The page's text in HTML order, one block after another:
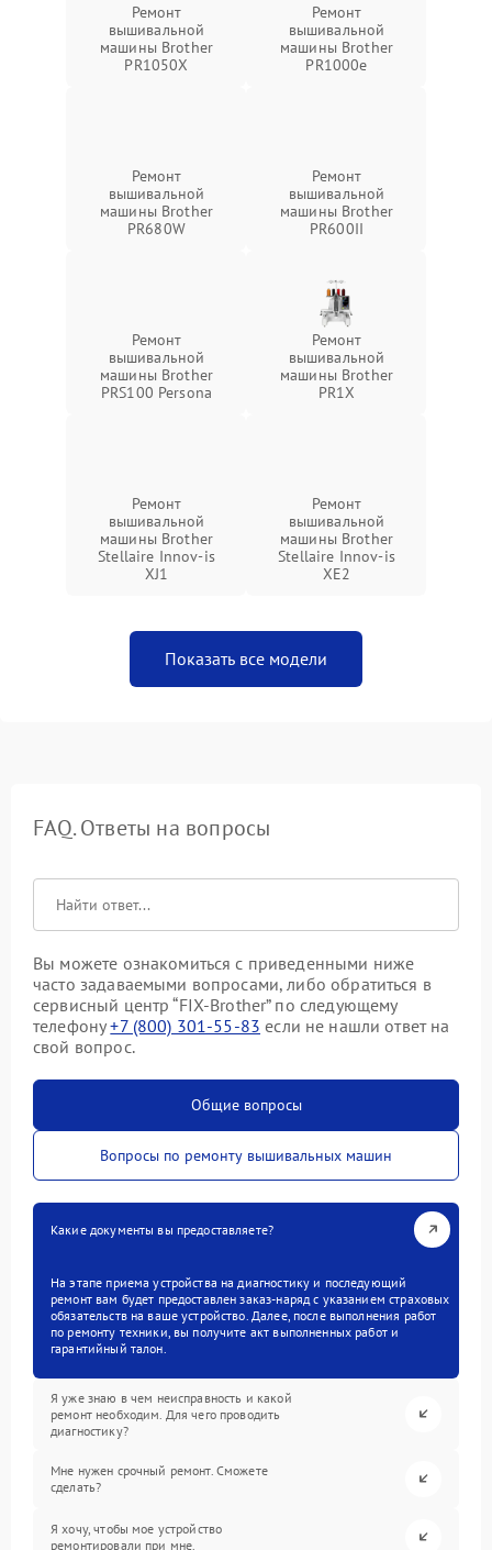
Ремонт
вышивальной
машины Brother
PR1050X
Ремонт
вышивальной
машины Brother
PR1000e
Ремонт
вышивальной
машины Brother
PR680W
Ремонт
вышивальной
машины Brother
PR600II
Ремонт
вышивальной
машины Brother
PRS100 Persona
Ремонт
вышивальной
машины Brother
PR1X
Ремонт
вышивальной
машины Brother
Stellaire Innov-is
XJ1
Ремонт
вышивальной
машины Brother
Stellaire Innov-is
XE2
Показать все модели
FAQ. Ответы на вопросы
Вы можете ознакомиться с приведенными ниже
часто задаваемыми вопросами, либо обратиться в
сервисный центр “FIX-Brother” по следующему
телефону+7 (800) 301-55-83 если не нашли ответ на
свой вопрос.
Общие вопросы
Вопросы по ремонту вышивальных машин
Какие документы вы предоставляете?
На этапе приема устройства на диагностику и последующий
ремонт вам будет предоставлен заказ-наряд с указанием страховых
обязательств на ваше устройство. Далее, после выполнения работ
по ремонту техники, вы получите акт выполненных работ и
гарантийный талон.
Я уже знаю в чем неисправность и какой
ремонт необходим. Для чего проводить
диагностику?
Мне нужен срочный ремонт. Сможете
сделать?
Я хочу, чтобы мое устройство
ремонтировали при мне.